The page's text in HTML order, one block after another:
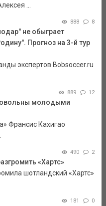
...
888 8
не обыграет
Прогноз на 3-й тур
экспертов Bobsoccer.ru
889 12
молодыми
Франсис Кахигао
490 2
«Хартс»
шотландский «Хартс»
181 0